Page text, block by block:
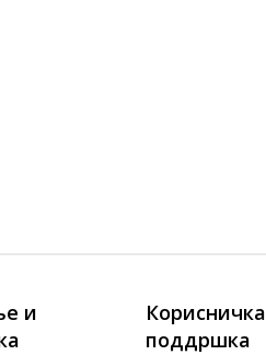
и
Корисничка
поддршка